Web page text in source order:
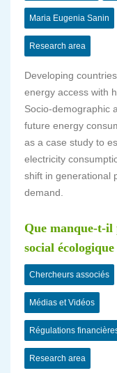
Maria Eugenia Sanin
Research area
Developing
energy access with
Socio-demographic
future energy
as a case study to
electricity
shift in generational
demand.
Que manque-t-
social écologique
Chercheurs associés
Médias et Vidéos
Régulations
Research area